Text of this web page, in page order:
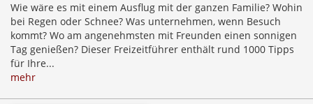
Wie wäre es mit einem Ausflug mit der ganzen Familie? Wohin
bei Regen oder Schnee? Was unternehmen, wenn Besuch
kommt? Wo am angenehmsten mit Freunden einen sonnigen
Tag genießen? Dieser Freizeitführer enthält rund 1000 Tipps
für Ihre...
mehr